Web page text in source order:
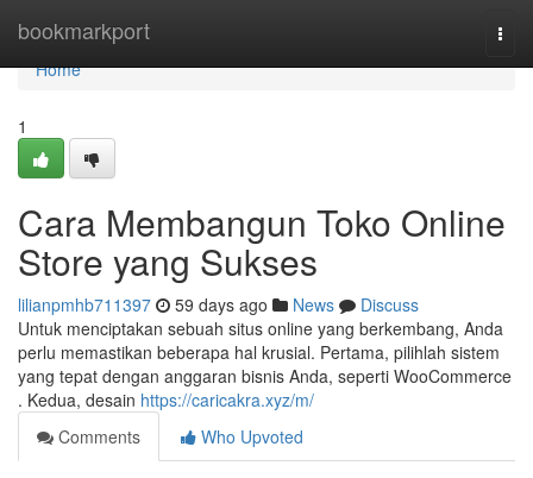
bookmarkport
Home
Home
1
Cara Membangun Toko Online
Store yang Sukses
lilianpmhb711397 59 days ago News
Discuss
Untuk menciptakan sebuah situs online yang berkembang, Anda
perlu memastikan beberapa hal krusial. Pertama, pilihlah sistem
yang tepat dengan anggaran bisnis Anda, seperti WooCommerce
. Kedua, desain https://caricakra.xyz/m/
Comments
Who Upvoted